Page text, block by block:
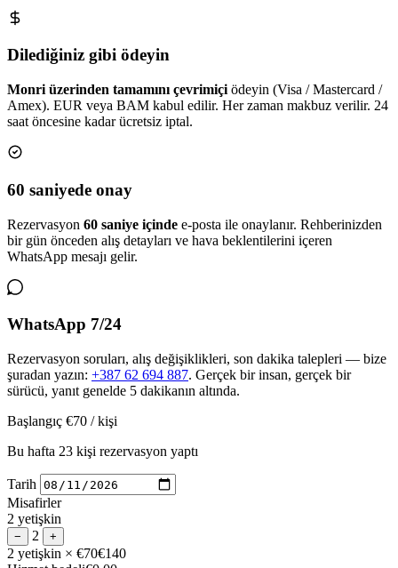
Dilediğiniz gibi ödeyin
Monri üzerinden tamamını çevrimiçi ödeyin (Visa / Mastercard /
Amex). EUR veya BAM kabul edilir. Her zaman makbuz verilir. 24
saat öncesine kadar ücretsiz iptal.
60 saniyede onay
Rezervasyon 60 saniye içinde e-posta ile onaylanır. Rehberinizden
bir gün önceden alış detayları ve hava beklentilerini içeren
WhatsApp mesajı gelir.
WhatsApp 7/24
Rezervasyon soruları, alış değişiklikleri, son dakika talepleri — bize
şuradan yazın: +387 62 694 887. Gerçek bir insan, gerçek bir
sürücü, yanıt genelde 5 dakikanın altında.
Başlangıç €70 / kişi
Bu hafta 23 kişi rezervasyon yaptı
Tarih
Misafirler
2 yetişkin
− 2 +
2 yetişkin × €70€140